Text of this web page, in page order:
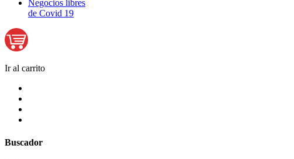
Negocios libres
de Covid 19
Ir al carrito
Buscador